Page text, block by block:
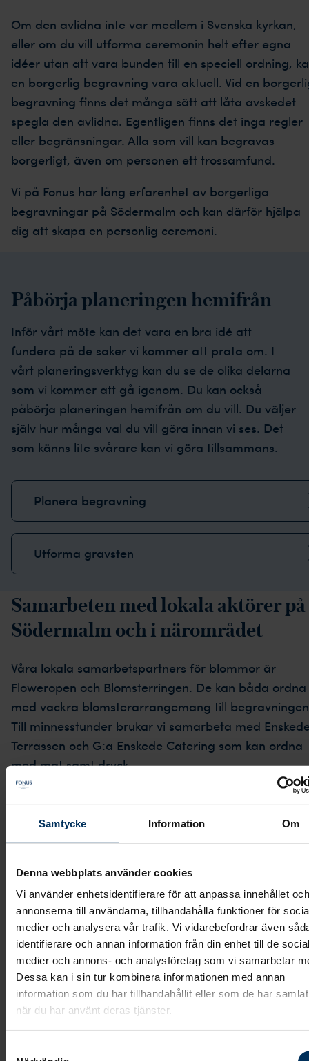
Samtycke Information Om
Denna webbplats använder cookies
Vi använder enhetsidentifierare för att anpassa innehållet och
annonserna till användarna, tillhandahålla funktioner för
medier och analysera vår trafik. Vi vidarebefordrar även
identifierare och annan information från din enhet till de
medier och annons- och analysföretag som vi samarbetar
Dessa kan i sin tur kombinera informationen med annan
information som du har tillhandahållit eller som de har
när du har använt deras tjänster.
Om den avlidna inte var medlem i Svenska kyrkan,
eller om du vill utforma ceremonin helt efter egna
idéer utan att vara bunden till en speciell ordning,
en borgerlig begravning vara aktuell. Vid en
begravning finns det många sätt att låta avskedet
spegla den avlidna. Egentligen finns det inga regler
eller begränsningar. Alla som vill kan begravas
borgerligt, även om personen ett trossamfund.
Vi på Fonus har lång erfarenhet av borgerliga
begravningar på Södermalm och kan därför hjälpa
dig att skapa en personlig ceremoni.
Påbörja planeringen hemifrån
Inför vårt möte kan det vara en bra idé att
fundera på de saker vi kommer att prata om. I
vårt planeringsverktyg kan du se de olika delarna
som vi kommer att gå igenom. Du kan också
påbörja planeringen hemifrån om du vill. Du väljer
själv hur många val du vill göra innan vi ses. Det
som känns lite svårare kan vi göra tillsammans.
Planera begravning
Utforma gravsten
Samarbeten med lokala aktörer på
Södermalm och i närområdet
Våra lokala samarbetspartners för blommor är
Floweropen och Blomsterringen. De kan båda ordna
med vackra blomsterarrangemang till
Till minnesstunder brukar vi samarbeta med
Terrassen och G:a Enskede Catering som kan ordna
med mat samt dryck.
Våra andra begravningsbyråer i
Stockholm
Vi har även ett nära samarbete med våra andra
begravningsbyråer i Stockholm. Förutom att träffa
på Södermalm går det bra att komma till:
Fonus Vasastan, S:t Eriksplan
Fonus Odenplan
Fonus Östermalm
Fonus Kungsholmen